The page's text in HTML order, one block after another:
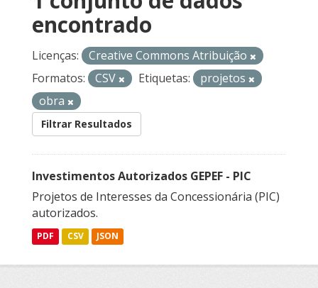
encontrado
Licenças:
Creative Commons Atribuição
Formatos:
CSV Etiquetas:
projetos
obra
Filtrar Resultados
Investimentos Autorizados GEPEF - PIC
Projetos de Interesses da Concessionária (PIC)
autorizados.
PDF CSV JSON